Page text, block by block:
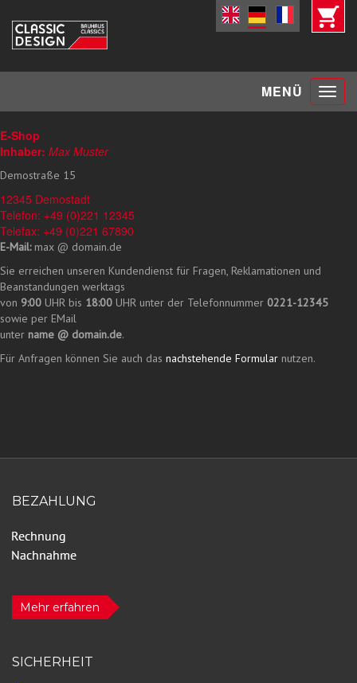
MENÜ Toggle
E-Shop
Inhaber: Max Muster
Demostraße 15
12345 Demostadt
Telefon: +49 (0)221 12345
Telefax: +49 (0)221 67890
E-Mail:max @ domain.de
Sie erreichen unseren Kundendienst für Fragen, Reklamationen und
Beanstandungen werktags
von 9:00 UHR bis 18:00 UHR unter der Telefonnummer 0221-12345
sowie per EMail
unter name @ domain.de.
Für Anfragen können Sie auch das nachstehende Formular nutzen.
BEZAHLUNG
Mehr erfahren
SICHERHEIT